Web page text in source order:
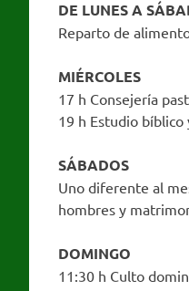
DE LUNES A
Reparto de
MIÉRCOLES
17 h Consejería
19 h Estudio bíblico
SÁBADOS
Uno diferente al
hombres y
DOMINGO
11:30 h Culto